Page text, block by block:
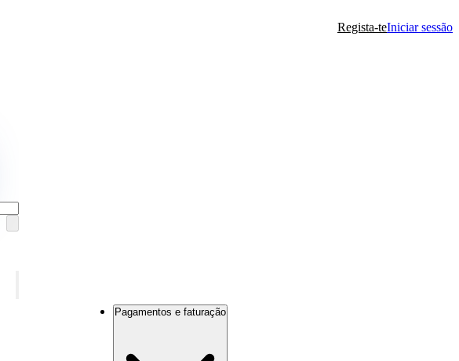
Regista-teIniciar sessão
Pagamentos e faturação